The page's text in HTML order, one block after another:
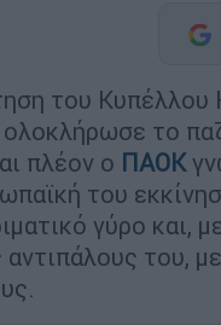
του
το
πλέον ο ΠΑΟΚ
του
γύρο και,
αντιπάλους του,